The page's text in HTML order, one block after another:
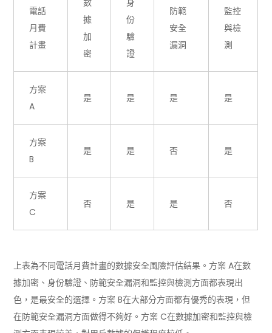
電話
月費
計畫
數
據
加
密
身
份
驗
證
防範
安全
漏洞
監控
與檢
測
方案
A
是 是 是 是
方案
B
是 是 否 是
方案
C
否 是 是 否
上表為不同電話月費計畫的數據安全風險評估結果。方案 A在數
據加密、身份驗證、防範安全漏洞和監控與檢測方面都表現出
色，是最安全的選擇。方案 B在大部分方面都有優秀的表現，但
在防範安全漏洞方面做得不夠好。方案 C在數據加密和監控與檢